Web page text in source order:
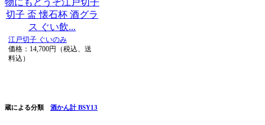
江戸切子 ぐいのみ
価格：14,700円（税込、送
料込）
蔵による分類 酒かん計 BSY13